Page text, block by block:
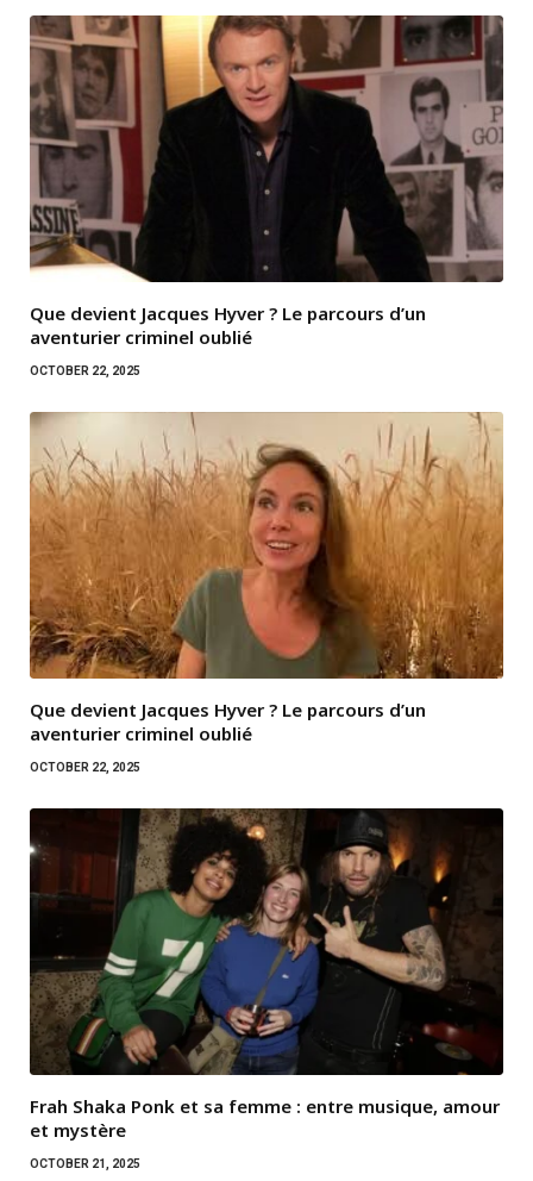
Que devient Jacques Hyver ? Le parcours d’un
aventurier criminel oublié
OCTOBER 22, 2025
Que devient Jacques Hyver ? Le parcours d’un
aventurier criminel oublié
OCTOBER 22, 2025
Frah Shaka Ponk et sa femme : entre musique, amour
et mystère
OCTOBER 21, 2025